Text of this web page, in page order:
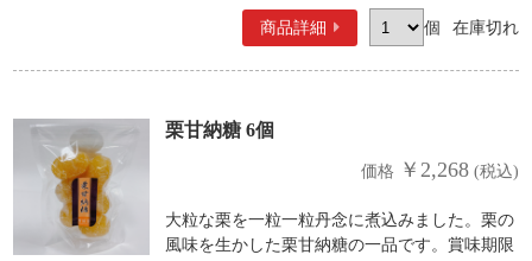
商品詳細 個 在庫切れ
栗甘納糖 6個
価格 ￥2,268(税込)
大粒な栗を一粒一粒丹念に煮込みました。栗の
風味を生かした栗甘納糖の一品です。賞味期限